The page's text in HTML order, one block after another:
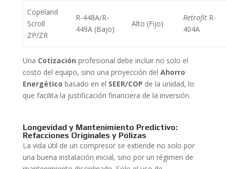
Copeland
Scroll
ZP/ZR
R-448A/R-
449A (Bajo)
Alto (Fijo)
Retrofit R-
404A
Una Cotización profesional debe incluir no solo el
costo del equipo, sino una proyección del Ahorro
Energético basado en el SEER/COP de la unidad, lo
que facilita la justificación financiera de la inversión.
Longevidad y Mantenimiento Predictivo:
Refacciones Originales y Pólizas
La vida útil de un compresor se extiende no solo por
una buena instalación inicial, sino por un régimen de